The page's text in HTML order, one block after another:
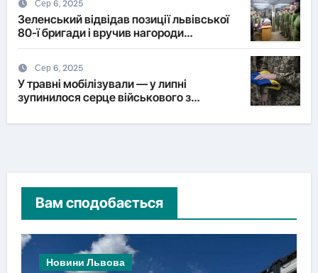
Сер 6, 2025
Зеленський відвідав позиції львівської
80-ї бригади і вручив нагороди
військовим
Сер 6, 2025
У травні мобілізували — у липні
зупинилося серце військового з
Вам сподобається
Новини Львова